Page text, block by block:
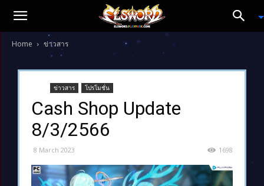
Home ข่าวสาร
ข่าวสาร โปรโมชั่น
Cash Shop Update
8/3/2566
8 March 2023 1698